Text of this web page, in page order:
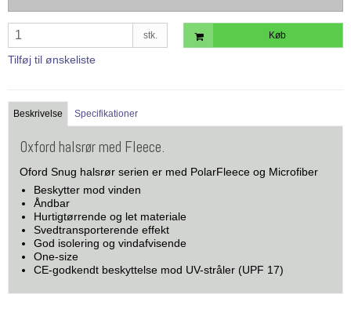
stk. Køb
Tilføj til ønskeliste
Beskrivelse Specifikationer
Oxford halsrør med Fleece.
Oford Snug halsrør serien er med PolarFleece og Microfiber
Beskytter mod vinden
Åndbar
Hurtigtørrende og let materiale
Svedtransporterende effekt
God isolering og vindafvisende
One-size
CE-godkendt beskyttelse mod UV-stråler (UPF 17)